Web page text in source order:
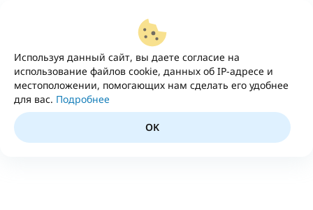
Используя данный сайт, вы даете согласие на
использование файлов cookie, данных об IP-адресе и
местоположении, помогающих нам сделать его удобнее
для вас. Подробнее
OK